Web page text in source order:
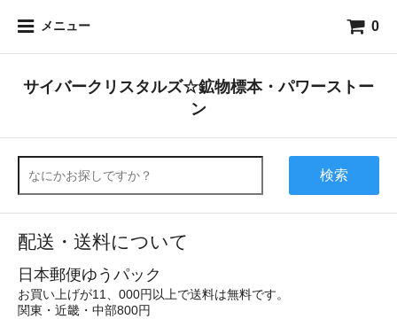
メニュー 0
サイバークリスタルズ☆鉱物標本・パワーストー
ン
検索
配送・送料について
日本郵便ゆうパック
お買い上げが11、000円以上で送料は無料です。
関東・近畿・中部800円